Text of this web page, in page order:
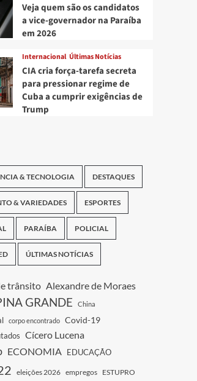
Veja quem são os candidatos
a vice-governador na Paraíba
em 2026
Internacional Últimas Notícias
CIA cria força-tarefa secreta
para pressionar regime de
Cuba a cumprir exigências de
Trump
& TECNOLOGIA DESTAQUES
& VARIEDADES ESPORTES
PARAÍBA POLICIAL
ÚLTIMAS NOTÍCIAS
trânsito Alexandre de Moraes
GRANDE China
corpo encontrado Covid-19
Cícero Lucena
ECONOMIA EDUCAÇÃO
eleições 2026 empregos ESTUPRO